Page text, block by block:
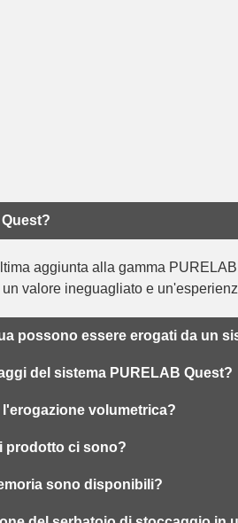
aggiunta alla gamma
valore ineguagliato e
possono essere erogati da un
del sistema PURELAB Quest?
volumetrica?
prodotto ci sono?
sono disponibili?